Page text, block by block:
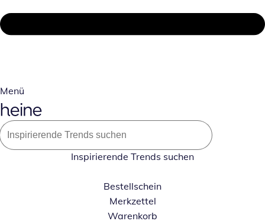
Menü
Inspirierende Trends suchen
Bestellschein
Merkzettel
Warenkorb